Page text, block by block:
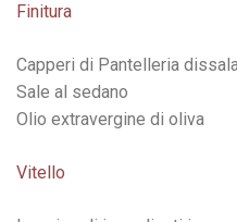
Finitura
Capperi di Pantelleria
Sale al sedano
Olio extravergine di oliva
Vitello